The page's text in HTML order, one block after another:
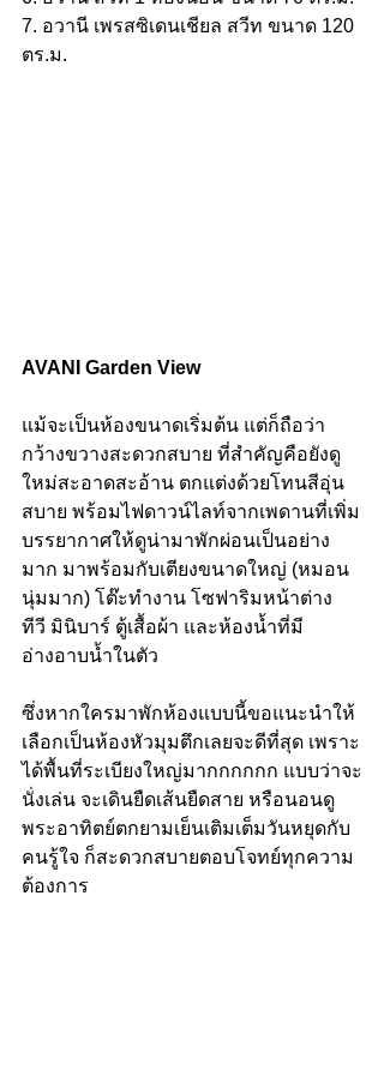
7. อวานี เพรสซิเดนเชียล สวีท ขนาด 120
ตร.ม.
AVANI Garden View
แม้จะเป็นห้องขนาดเริ่มต้น แต่ก็ถือว่า
กว้างขวางสะดวกสบาย ที่สำคัญคือยังดู
ใหม่สะอาดสะอ้าน ตกแต่งด้วยโทนสีอุ่น
สบาย พร้อมไฟดาวน์ไลท์จากเพดานที่เพิ่ม
บรรยากาศให้ดูน่ามาพักผ่อนเป็นอย่าง
มาก มาพร้อมกับเตียงขนาดใหญ่ (หมอน
นุ่มมาก) โต๊ะทำงาน โซฟาริมหน้าต่าง
ทีวี มินิบาร์ ตู้เสื้อผ้า และห้องน้ำที่มี
อ่างอาบน้ำในตัว
ซึ่งหากใครมาพักห้องแบบนี้ขอแนะนำให้
เลือกเป็นห้องหัวมุมตึกเลยจะดีที่สุด เพราะ
ได้พื้นที่ระเบียงใหญ่มากกกกกก แบบว่าจะ
นั่งเล่น จะเดินยืดเส้นยืดสาย หรือนอนดู
พระอาทิตย์ตกยามเย็นเติมเต็มวันหยุดกับ
คนรู้ใจ ก็สะดวกสบายตอบโจทย์ทุกความ
ต้องการ